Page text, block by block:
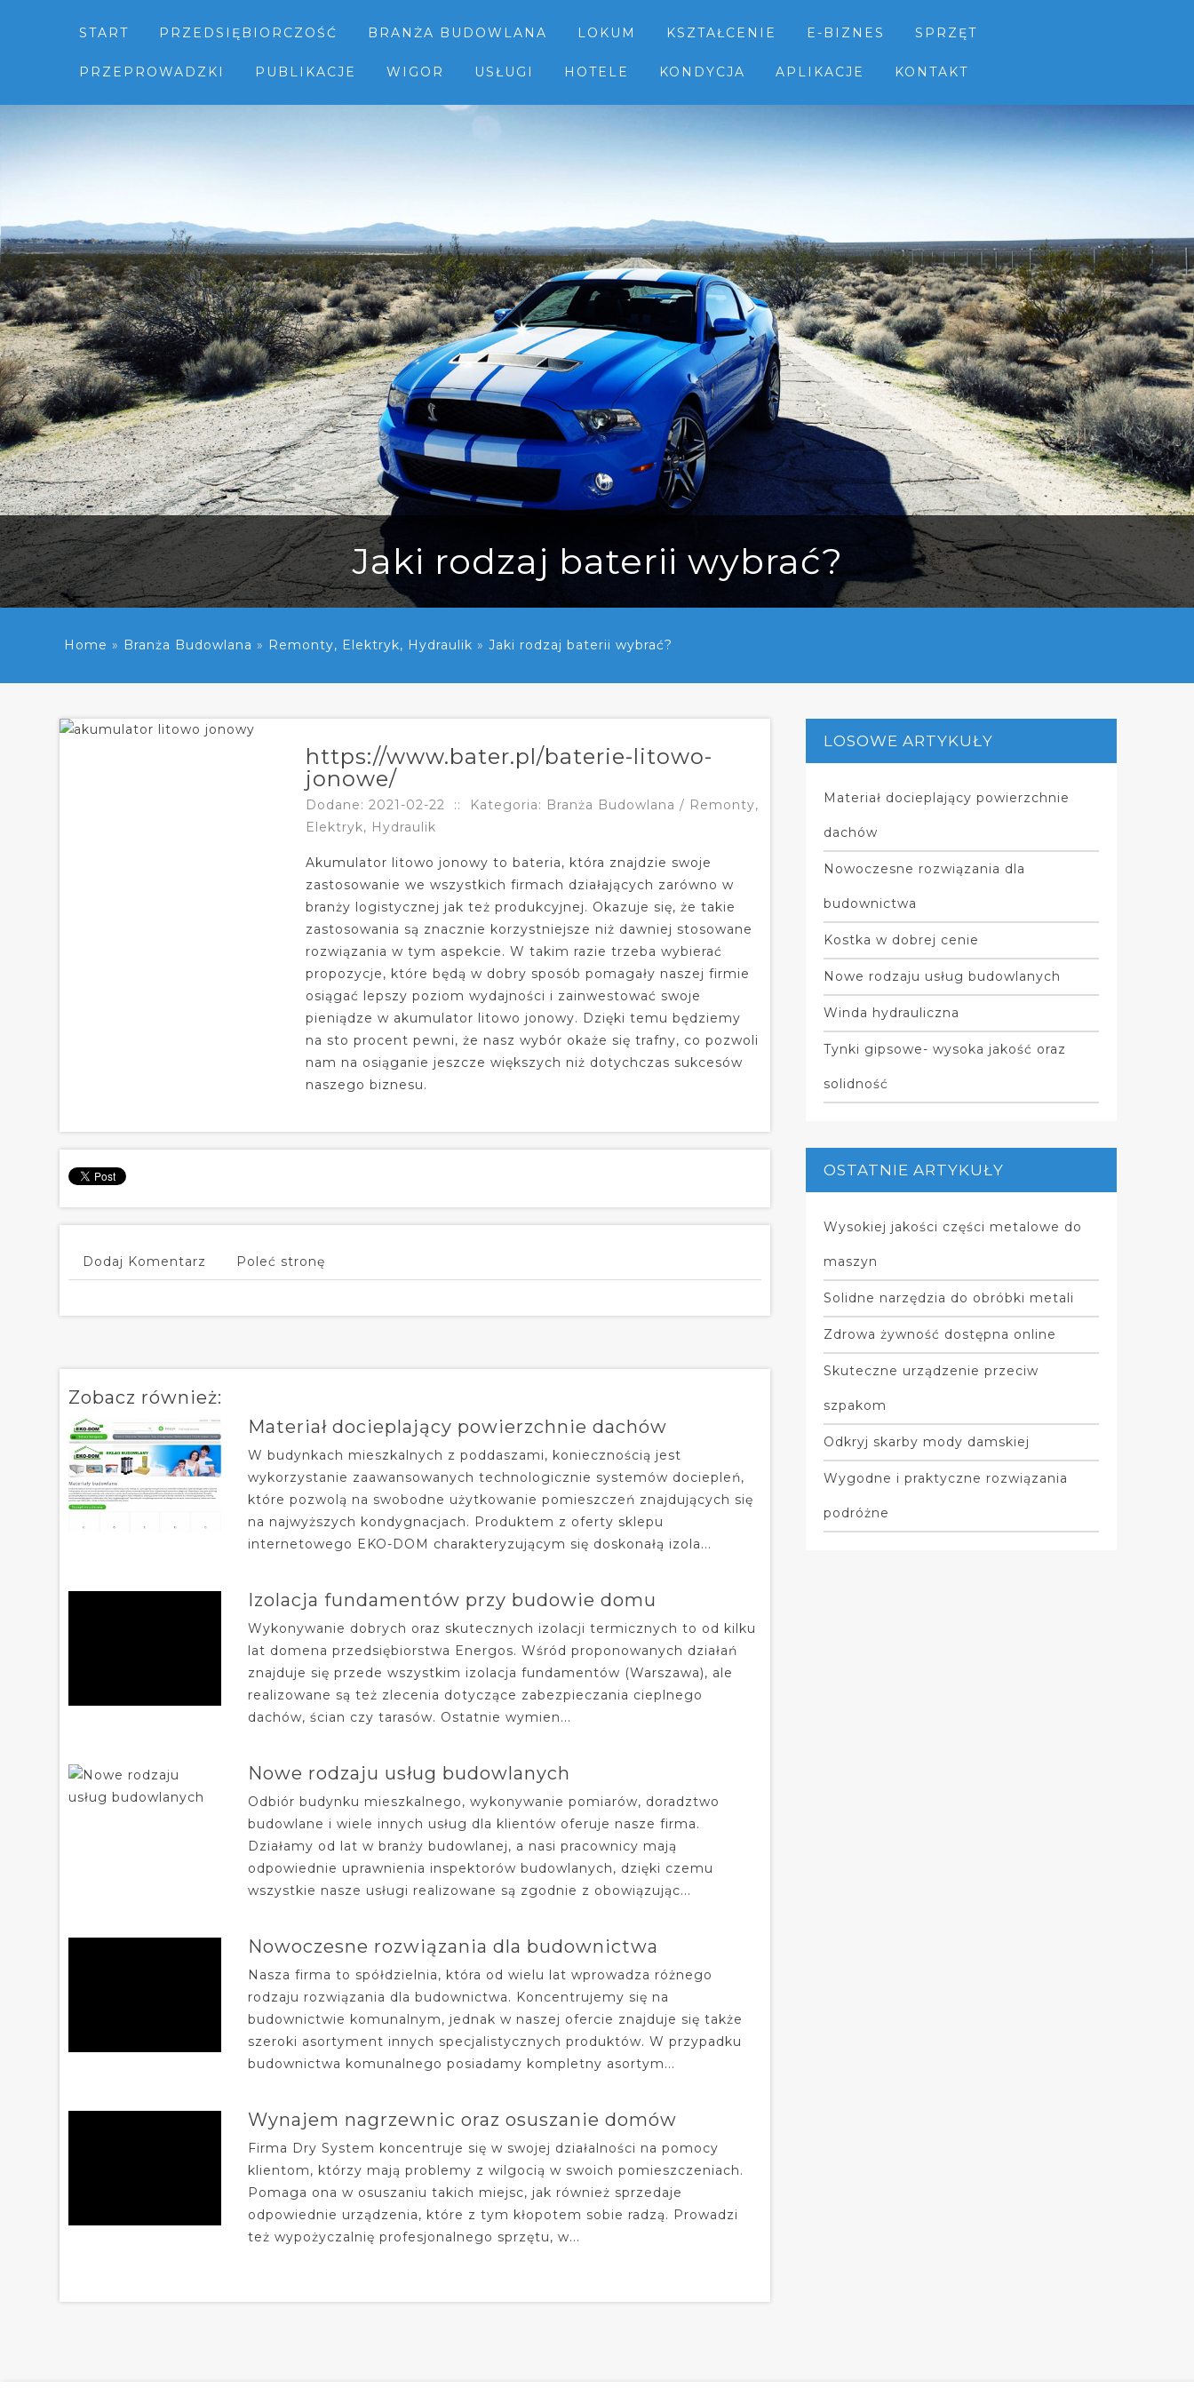
START PRZEDSIĘBIORCZOŚĆ BRANŻA BUDOWLANA LOKUM KSZTAŁCENIE E-BIZNES SPRZĘT
PRZEPROWADZKI PUBLIKACJE WIGOR USŁUGI HOTELE KONDYCJA APLIKACJE KONTAKT
Jaki rodzaj baterii wybrać?
Home » Branża Budowlana » Remonty, Elektryk, Hydraulik » Jaki rodzaj baterii wybrać?
https://www.bater.pl/baterie-litowo-
jonowe/
Dodane: 2021-02-22 ::
Kategoria: Branża Budowlana / Remonty,
Elektryk, Hydraulik
Akumulator litowo jonowy to bateria, która znajdzie swoje
zastosowanie we wszystkich firmach działających zarówno w
branży logistycznej jak też produkcyjnej. Okazuje się, że takie
zastosowania są znacznie korzystniejsze niż dawniej stosowane
rozwiązania w tym aspekcie. W takim razie trzeba wybierać
propozycje, które będą w dobry sposób pomagały naszej firmie
osiągać lepszy poziom wydajności i zainwestować swoje
pieniądze w akumulator litowo jonowy. Dzięki temu będziemy
na sto procent pewni, że nasz wybór okaże się trafny, co pozwoli
nam na osiąganie jeszcze większych niż dotychczas sukcesów
naszego biznesu.
Dodaj Komentarz Poleć stronę
Zobacz również:
Materiał docieplający powierzchnie dachów
W budynkach mieszkalnych z poddaszami, koniecznością jest
wykorzystanie zaawansowanych technologicznie systemów dociepleń,
które pozwolą na swobodne użytkowanie pomieszczeń znajdujących się
na najwyższych kondygnacjach. Produktem z oferty sklepu
internetowego EKO-DOM charakteryzującym się doskonałą izola...
Izolacja fundamentów przy budowie domu
Wykonywanie dobrych oraz skutecznych izolacji termicznych to od kilku
lat domena przedsiębiorstwa Energos. Wśród proponowanych działań
znajduje się przede wszystkim izolacja fundamentów (Warszawa), ale
realizowane są też zlecenia dotyczące zabezpieczania cieplnego
dachów, ścian czy tarasów. Ostatnie wymien...
Nowe rodzaju usług budowlanych
Odbiór budynku mieszkalnego, wykonywanie pomiarów, doradztwo
budowlane i wiele innych usług dla klientów oferuje nasze firma.
Działamy od lat w branży budowlanej, a nasi pracownicy mają
odpowiednie uprawnienia inspektorów budowlanych, dzięki czemu
wszystkie nasze usługi realizowane są zgodnie z obowiązując...
Nowoczesne rozwiązania dla budownictwa
Nasza firma to spółdzielnia, która od wielu lat wprowadza różnego
rodzaju rozwiązania dla budownictwa. Koncentrujemy się na
budownictwie komunalnym, jednak w naszej ofercie znajduje się także
szeroki asortyment innych specjalistycznych produktów. W przypadku
budownictwa komunalnego posiadamy kompletny asortym...
Wynajem nagrzewnic oraz osuszanie domów
Firma Dry System koncentruje się w swojej działalności na pomocy
klientom, którzy mają problemy z wilgocią w swoich pomieszczeniach.
Pomaga ona w osuszaniu takich miejsc, jak również sprzedaje
odpowiednie urządzenia, które z tym kłopotem sobie radzą. Prowadzi
też wypożyczalnię profesjonalnego sprzętu, w...
LOSOWE ARTYKUŁY
Materiał docieplający powierzchnie
dachów
Nowoczesne rozwiązania dla
budownictwa
Kostka w dobrej cenie
Nowe rodzaju usług budowlanych
Winda hydrauliczna
Tynki gipsowe- wysoka jakość oraz
solidność
OSTATNIE ARTYKUŁY
Wysokiej jakości części metalowe do
maszyn
Solidne narzędzia do obróbki metali
Zdrowa żywność dostępna online
Skuteczne urządzenie przeciw
szpakom
Odkryj skarby mody damskiej
Wygodne i praktyczne rozwiązania
podróżne